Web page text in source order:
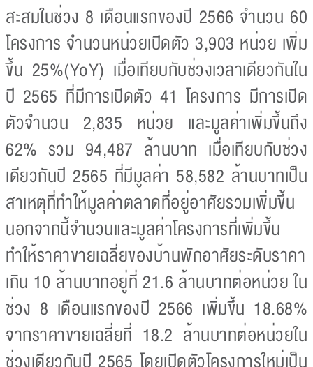
สะสมในช่วง 8 เดือนแรกของปี 2566 จำนวน 60
โครงการ จำนวนหน่วยเปิดตัว 3,903 หน่วย เพิ่ม
ขึ้น 25%(YoY) เมื่อเทียบกับช่วงเวลาเดียวกันใน
ปี 2565 ที่มีการเปิดตัว 41 โครงการ มีการเปิด
ตัวจำนวน 2,835 หน่วย และมูลค่าเพิ่มขึ้นถึง
62% รวม 94,487 ล้านบาท เมื่อเทียบกับช่วง
เดียวกันปี 2565 ที่มีมูลค่า 58,582 ล้านบาทเป็น
สาเหตุที่ทำให้มูลค่าตลาดที่อยู่อาศัยรวมเพิ่มขึ้น
นอกจากนี้จำนวนและมูลค่าโครงการที่เพิ่มขึ้น
ทำให้ราคาขายเฉลี่ยของบ้านพักอาศัยระดับราคา
เกิน 10 ล้านบาทอยู่ที่ 21.6 ล้านบาทต่อหน่วย ใน
ช่วง 8 เดือนแรกของปี 2566 เพิ่มขึ้น 18.68%
จากราคาขายเฉลี่ยที่ 18.2 ล้านบาทต่อหน่วยใน